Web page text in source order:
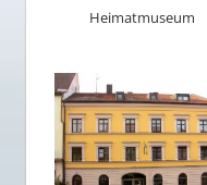
Heimatmuseum